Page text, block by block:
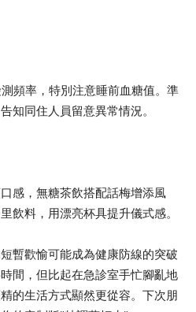
頻率，特別注意睡前血糖值。準
知同住人員留意異常情況。
感，無糖茶飲搭配話梅增添風
飲料，用漂亮杯具提升儀式感。
暫歡愉可能成為健康防線的突破
間，但比起在急診室手忙腳亂地
的生活方式顯然更從容。下次朋